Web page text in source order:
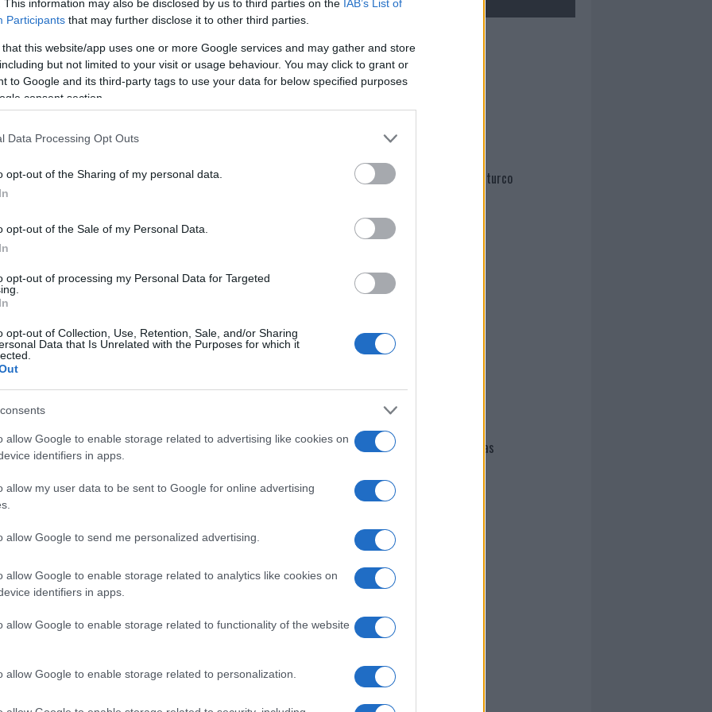
This information may also be disclosed by us to third parties on the IAB’s List of
Participants that may further disclose it to other third parties.
that this website/app uses one or more Google services and may gather and store
but not limited to your visit or usage behaviour. You may click to grant or
to Google and its third-party tags to use your data for below specified purposes
consent section.
Data Processing Opt Outs
opt-out of the Sharing of my personal data.
opt-out of the Sale of my Personal Data.
opt-out of processing my Personal Data for Targeted
opt-out of Collection, Use, Retention, Sale, and/or Sharing
Data that Is Unrelated with the Purposes for which it
allow Google to enable storage related to advertising like cookies on
identifiers in apps.
allow my user data to be sent to Google for online advertising
allow Google to send me personalized advertising.
allow Google to enable storage related to analytics like cookies on
identifiers in apps.
allow Google to enable storage related to functionality of the website
allow Google to enable storage related to personalization.
”, evidenziando un doppio standard
che fa parte della cultura dello
più in generale, tra donna e libertà
in Italia. Nonostante la
inoltre, ancora un pregiudizio forte legato
più normale vedere donne che eccedono
in Italia c’è ancora una visione del
uomini. E’ dunque qui che la donna che
e, di conseguenza, meno rispettabile.
collegare alleorigini romanedell’Italia.
un diritto riservato solo agli
A queste ultime, per questo, era
acqua. Questo divieto non era solo una
in norme sociali e, secondo alcune fonti,
la lex Oppia e altre consuetudini che
subire punizioni severe, persino la morte.
allalibertà sessuale
tenere sotto controllo nelle donne. Si
baciare le loro moglisulla bocca non tanto
bevuto vino. La “prova del bacio”
con una funzione quasi di controllo
atto
baciare una donna sulla bocca per
perché il bacio avrebbe permesso di
scoprire un eventuale consumo.
marito per aver bevuto vino . Uno degli
è Valerio Massimo, il quale narra che il
Mario Malu
Paolo Pinna
Martina Agostina Diturco
Giovannimaria Cabras